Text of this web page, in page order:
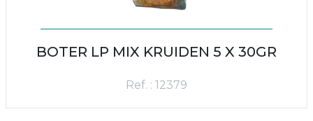
BOTER LP MIX KRUIDEN 5 X 30GR
Ref. : 12379